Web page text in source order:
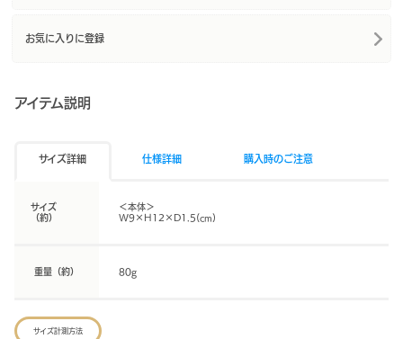
お気に入りに登録
アイテム説明
サイズ詳細 仕様詳細 購入時のご注意
サイズ
（約）
＜本体＞
W9×H12×D1.5(cm)
重量（約） 80g
サイズ計測方法